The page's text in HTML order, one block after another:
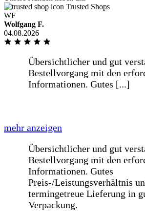
Trusted Shops
WF
Wolfgang F.
04.08.2026
weniger anzeigen
Übersichtlicher und gut verständlicher
Bestellvorgang mit den erforderlichen
Informationen. Gutes [...]
Bestellvorgang mit den erforderlichen
Informationen. Gutes
Preis-/Leistungsverhältnis und
termingetreue Lieferung in guter
Verpackung.